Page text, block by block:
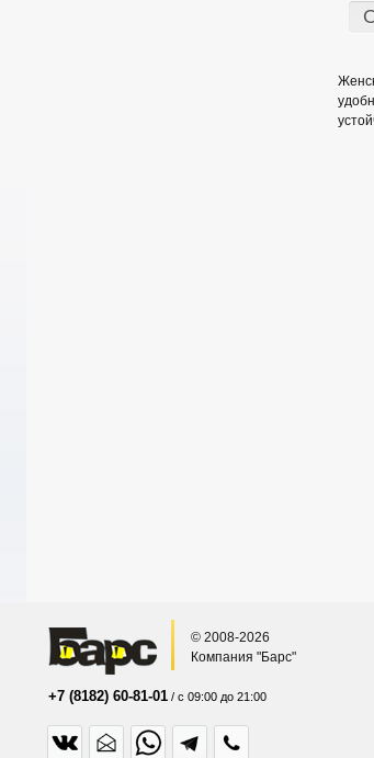
© 2008-2026
Компания "Барс"
+7 (8182) 60-81-01 / с 09:00 до 21:00